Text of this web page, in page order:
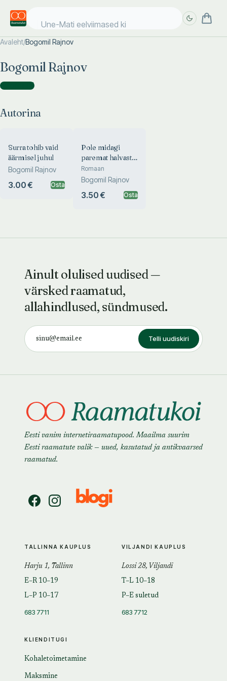
Une-Mati eelviimased kii
Avaleht/Bogomil Rajnov
Bogomil Rajnov
Autorina )
Autorina
Surra tohib vaid
äärmisel juhul
Bogomil Rajnov
3.00 € Osta
Pole midagi
paremat halvast
ilmast
Romaan
Bogomil Rajnov
3.50 € Osta
Ainult olulised uudised —
värsked raamatud,
allahindlused, sündmused.
Telli uudiskiri
Eesti vanim internetiraamatupood. Maailma suurim
Eesti raamatute valik — uued, kasutatud ja antikvaarsed
raamatud.
KLIENDITUGI
Kohaletoimetamine
Maksmine
TALLINNA KAUPLUS
Harju 1, Tallinn
E–R 10–19
L–P 10–17
683 7711
VILJANDI KAUPLUS
Lossi 28, Viljandi
T–L 10–18
P–E suletud
683 7712